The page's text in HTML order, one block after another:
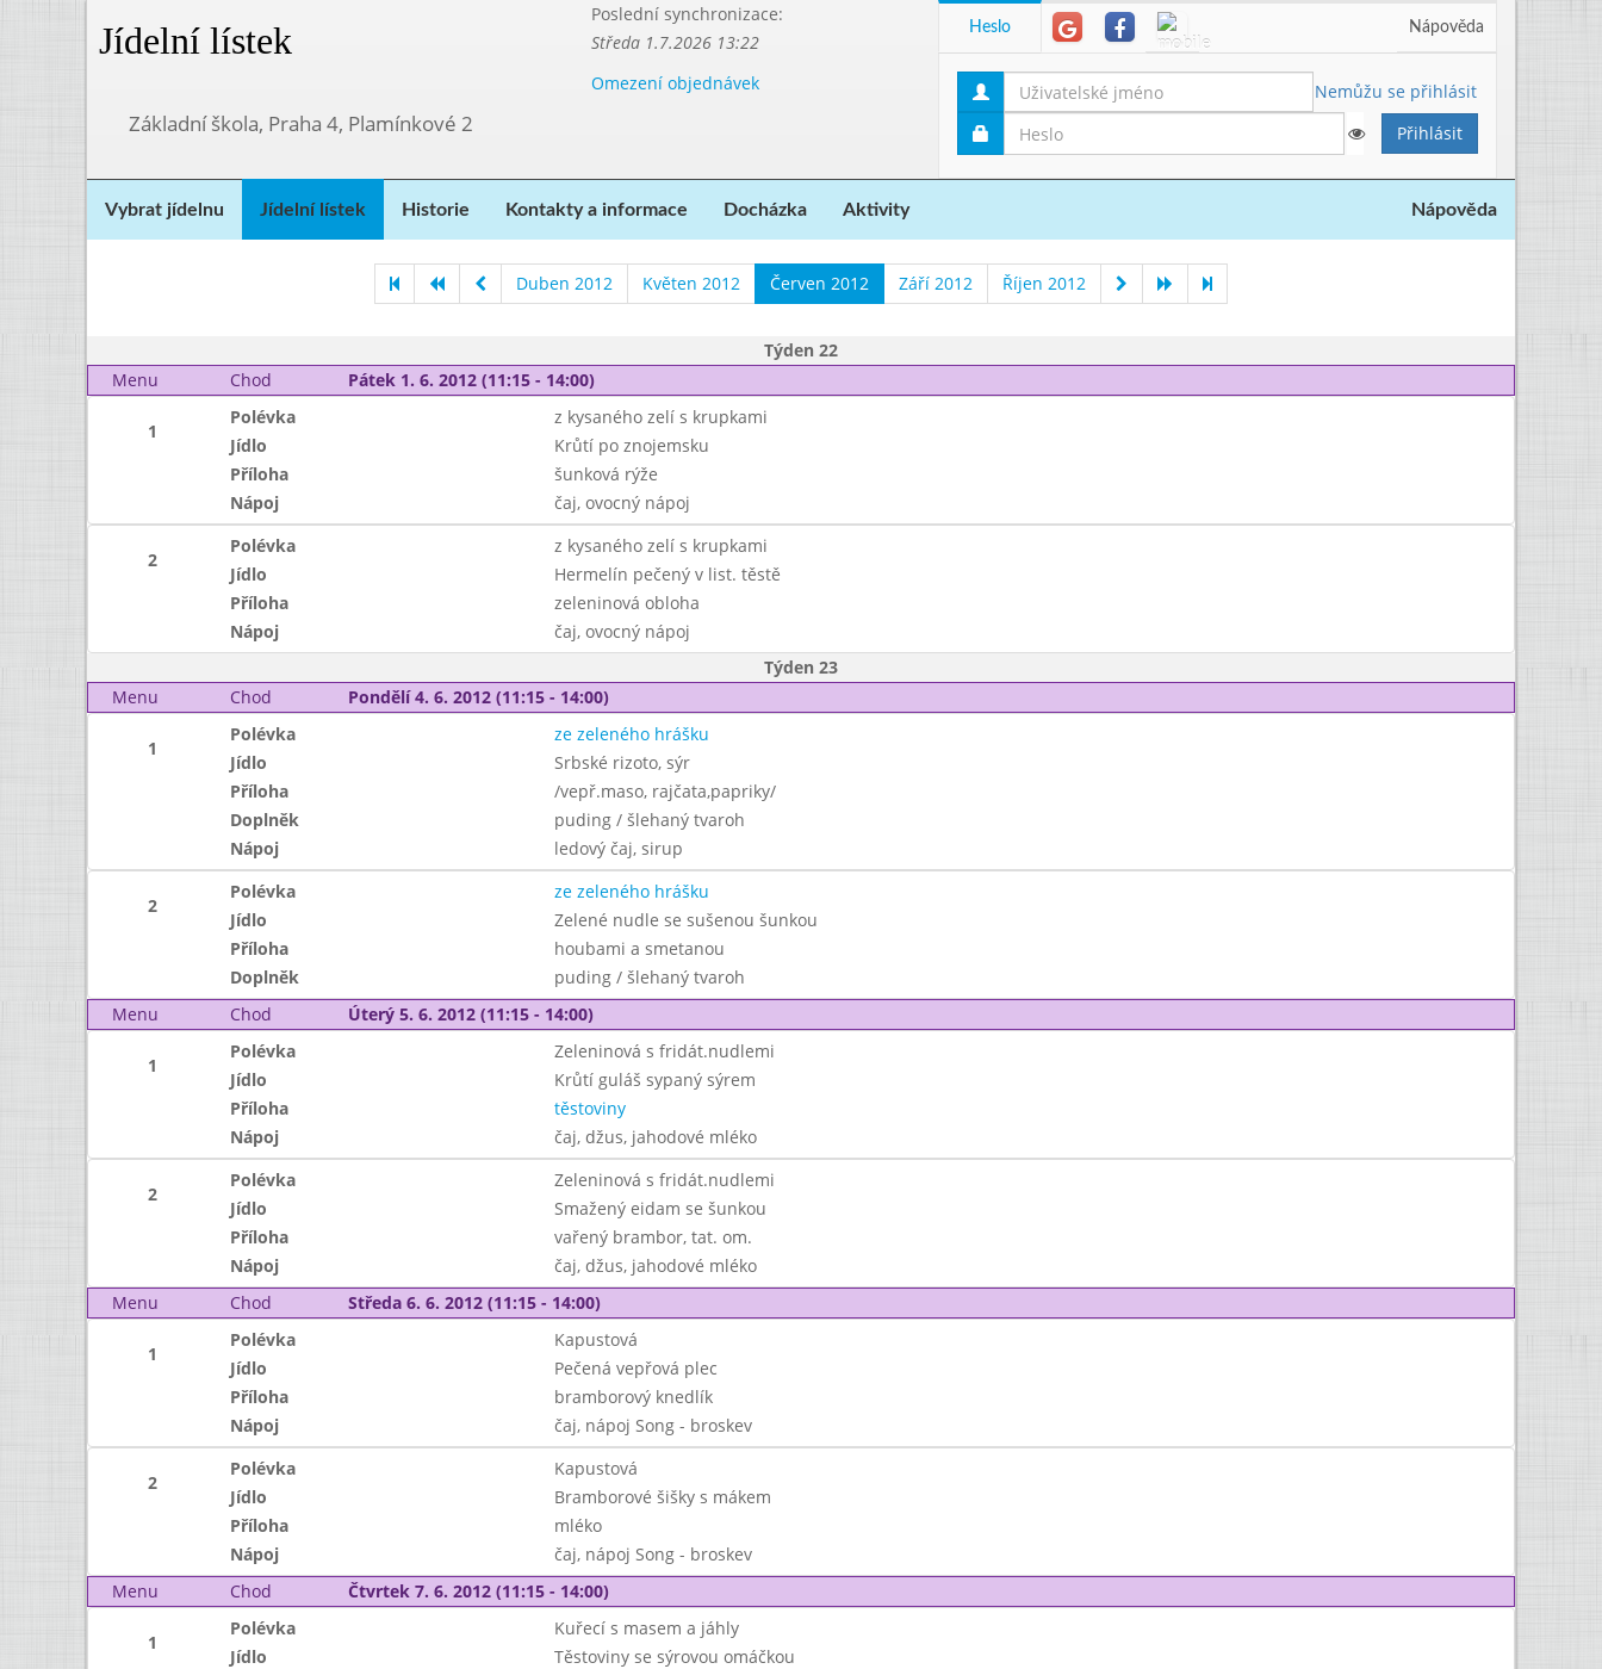
Jídelní lístek
Poslední synchronizace:
Středa 1.7.2026 13:22
Omezení objednávek
Základní škola, Praha 4, Plamínkové 2
Heslo Nápověda
Nemůžu se přihlásit
Vybrat jídelnu Jídelní lístek Historie Kontakty a informace Docházka Aktivity Nápověda
Duben 2012 Květen 2012 Červen 2012 Září 2012 Říjen 2012
Týden 22
Menu
Chod Pátek 1. 6. 2012 (11:15 - 14:00)
1
Polévka
z kysaného zelí s krupkami
Jídlo
Krůtí po znojemsku
Příloha
šunková rýže
Nápoj
čaj, ovocný nápoj
2
Polévka
z kysaného zelí s krupkami
Jídlo
Hermelín pečený v list. těstě
Příloha
zeleninová obloha
Nápoj
čaj, ovocný nápoj
Týden 23
Menu
Chod Pondělí 4. 6. 2012 (11:15 - 14:00)
1
Polévka
ze zeleného hrášku
Jídlo
Srbské rizoto, sýr
Příloha
/vepř.maso, rajčata,papriky/
Doplněk
puding / šlehaný tvaroh
Nápoj
ledový čaj, sirup
2
Polévka
ze zeleného hrášku
Jídlo
Zelené nudle se sušenou šunkou
Příloha
houbami a smetanou
Doplněk
puding / šlehaný tvaroh
Menu
Chod Úterý 5. 6. 2012 (11:15 - 14:00)
1
Polévka
Zeleninová s fridát.nudlemi
Jídlo
Krůtí guláš sypaný sýrem
Příloha
těstoviny
Nápoj
čaj, džus, jahodové mléko
2
Polévka
Zeleninová s fridát.nudlemi
Jídlo
Smažený eidam se šunkou
Příloha
vařený brambor, tat. om.
Nápoj
čaj, džus, jahodové mléko
Menu
Chod Středa 6. 6. 2012 (11:15 - 14:00)
1
Polévka
Kapustová
Jídlo
Pečená vepřová plec
Příloha
bramborový knedlík
Nápoj
čaj, nápoj Song - broskev
2
Polévka
Kapustová
Jídlo
Bramborové šišky s mákem
Příloha
mléko
Nápoj
čaj, nápoj Song - broskev
Menu
Chod Čtvrtek 7. 6. 2012 (11:15 - 14:00)
1
Polévka
Kuřecí s masem a jáhly
Jídlo
Těstoviny se sýrovou omáčkou